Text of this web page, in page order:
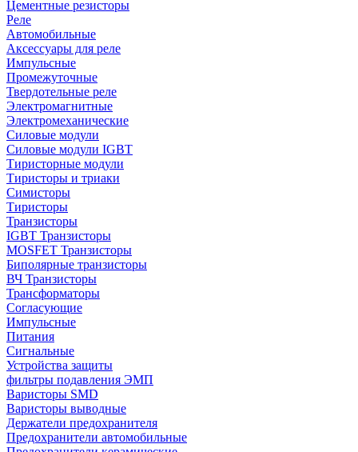
Цементные резисторы
Реле
Автомобильные
Аксессуары для реле
Импульсные
Промежуточные
Твердотельные реле
Электромагнитные
Электромеханические
Силовые модули
Силовые модули IGBT
Тиристорные модули
Тиристоры и триаки
Симисторы
Тиристоры
Транзисторы
IGBT Транзисторы
MOSFET Транзисторы
Биполярные транзисторы
ВЧ Транзисторы
Трансформаторы
Согласующие
Импульсные
Питания
Сигнальные
Устройства защиты
фильтры подавления ЭМП
Варисторы SMD
Варисторы выводные
Держатели предохранителя
Предохранители автомобильные